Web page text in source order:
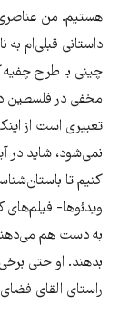
هستیم. من
داستانی قبلی‌ام
چینی با طرح
مخفی در فلسطین
تعبیری است از
نمی‌شود، شاید
کنیم تا
ویدئوها-
به دست هم می‌دهند
بدهند. او حتی
راستای القای فضای